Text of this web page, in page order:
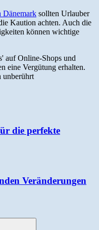
Dänemark sollten Urlauber
Kaution achten. Auch die
können wichtige
Online-Shops und
eine Vergütung erhalten.
unberührt
die perfekte
Veränderungen